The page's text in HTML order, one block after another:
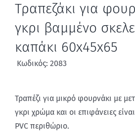
Τραπεζάκι για
γκρι βαμμένο
καπάκι 60x45x65
Κωδικός: 2083
Τραπέζι για μικρό φουρνάκι με
γκρι χρώμα και οι επιφάνειες
PVC περιθώριο.